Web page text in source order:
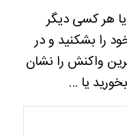
یا هر کسی دیگر
را بشکنید و در
واکنش را نشان
یا …